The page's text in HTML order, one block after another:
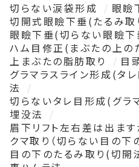
切らない涙袋形成
眼瞼
切開式眼瞼下垂(たるみ取
眼瞼下垂(切らない眼瞼下
ハム目修正(まぶたの上の
上まぶたの脂肪取り
目
グラマラスライン形成(タ
法
切らないタレ目形成(グラ
埋没法
眉下リフト左右差は出ます
クマ取り（切らない目の下
目の下のたるみ取り(切開